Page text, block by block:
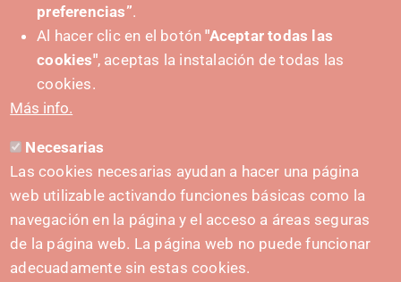
SUSTATZAILEA
HARREMANETARAKO
hola@irisnavarra.com
(+34) 628 23 12 32
C. del Sadar, 31006 Pamplona
Harremanetarako formularioa
preferencias”.
Al hacer clic en el botón"Aceptar todas las
cookies", aceptas la instalación de todas las
cookies.
Más info.
Necesarias
Las cookies necesarias ayudan a hacer una página
web utilizable activando funciones básicas como la
navegación en la página y el acceso a áreas seguras
de la página web. La página web no puede funcionar
adecuadamente sin estas cookies.